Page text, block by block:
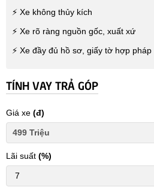
⚡ Xe không thủy kích
⚡ Xe rõ ràng nguồn gốc, xuất xứ
⚡ Xe đầy đủ hồ sơ, giấy tờ hợp pháp
TÍNH VAY TRẢ GÓP
Giá xe (đ)
Lãi suất (%)